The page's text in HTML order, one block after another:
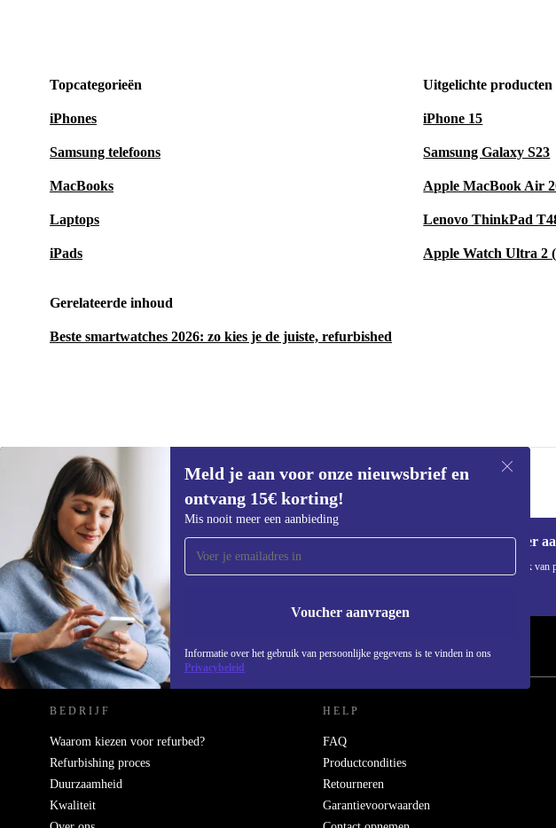
Topcategorieën
iPhones
Samsung telefoons
MacBooks
Laptops
iPads
Uitgelichte producten
iPhone 15
Samsung Galaxy S23
Apple MacBook Air
Lenovo ThinkPad
Apple Watch Ultra 2
Gerelateerde inhoud
Beste smartwatches 2026: zo kies je de juiste, refurbished
€323,99€449
Meld je aan voor onze nieuwsbrief en
ontvang 15€ korting!
Mis nooit meer een aanbieding
Voucher aanvragen
Informatie over het gebruik van persoonlijke gegevens is te vinden in ons
Privacybeleid
Meld je aan voor onze nieuwsbrief en
ontvang €15 korting!
Mis nooit meer een aanbieding.
Voucher
Informatie over het gebruik
REFURBED NEDERLAND - RETHINK NEW.
BEDRIJF
Waarom kiezen voor refurbed?
Refurbishing proces
Duurzaamheid
Kwaliteit
HELP
FAQ
Productcondities
Retourneren
Garantievoorwaarden